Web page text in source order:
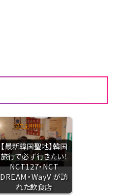
【最新韓国聖地】韓国
旅行で必ず行きたい！
NCT127・NCT
DREAM・WayV が訪
れた飲食店